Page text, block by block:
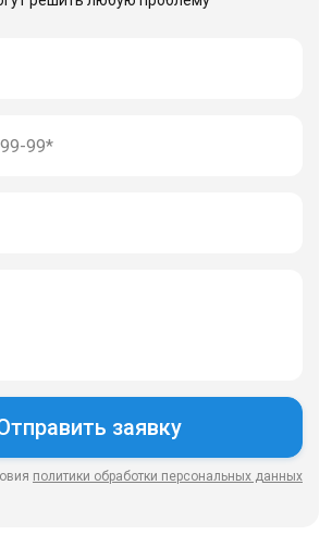
политики обработки персональных данных